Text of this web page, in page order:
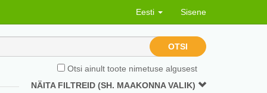
Eesti Sisene
OTSI
Otsi ainult toote nimetuse algusest
NÄITA FILTREID (SH. MAAKONNA VALIK)